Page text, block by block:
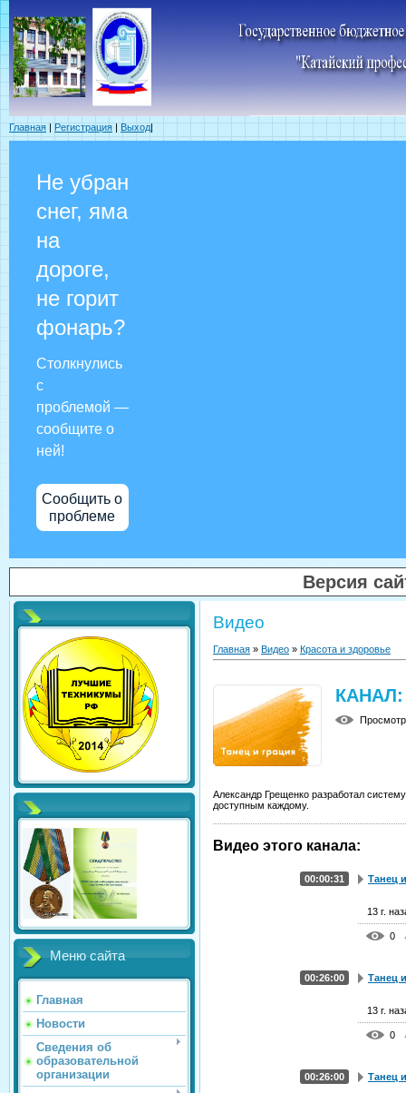
Главная | Регистрация | Выход|
Не убран
снег, яма
на
дороге,
не горит
фонарь?
Столкнулись
с
проблемой —
сообщите о
ней!
Сообщить о
проблеме
Версия
Меню сайта
Главная
Новости
Сведения об
образовательной
организации
Видео
Главная » Видео » Красота и здоровье
Александр Грещенко разработал
доступным каждому.
Видео этого канала:
Танец
00:00:31
13 г.
0
Танец
00:26:00
13 г.
0
Танец
00:26:00